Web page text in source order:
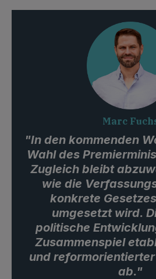
Marc
"In den kommenden
Wahl des
Zugleich bleibt
wie die
konkrete
umgesetzt wird.
politische
Zusammenspiel
und
ab."